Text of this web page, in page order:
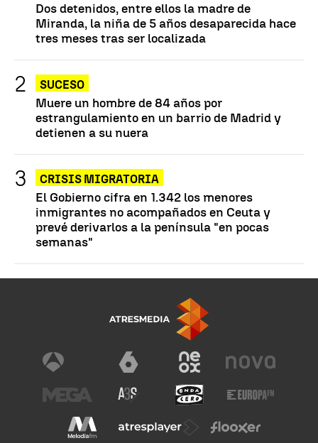
Dos detenidos, entre ellos la madre de
Miranda, la niña de 5 años desaparecida hace
tres meses tras ser localizada
SUCESO
Muere un hombre de 84 años por
estrangulamiento en un barrio de Madrid y
detienen a su nuera
CRISIS MIGRATORIA
El Gobierno cifra en 1.342 los menores
inmigrantes no acompañados en Ceuta y
prevé derivarlos a la península "en pocas
semanas"